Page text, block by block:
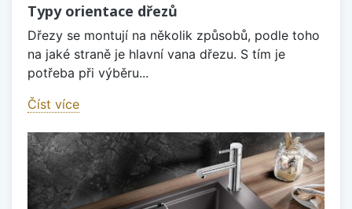
Typy orientace dřezů
Dřezy se montují na několik způsobů, podle toho
na jaké straně je hlavní vana dřezu. S tím je
potřeba při výběru...
Číst více